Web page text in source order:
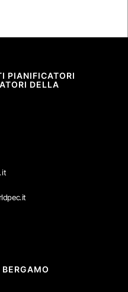
PIANIFICATORI
DELLA